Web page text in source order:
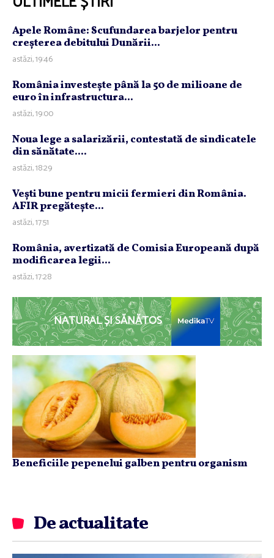
Apele Române: Scufundarea barjelor pentru
creşterea debitului Dunării...
astăzi, 19:46
România investeşte până la 50 de milioane de
euro în infrastructura...
astăzi, 19:00
Noua lege a salarizării, contestată de sindicatele
din sănătate....
astăzi, 18:29
Veşti bune pentru micii fermieri din România.
AFIR pregăteşte...
astăzi, 17:51
România, avertizată de Comisia Europeană după
modificarea legii...
astăzi, 17:28
NATURAL ȘI SĂNĂTOS
Beneficiile pepenelui galben pentru organism
De actualitate